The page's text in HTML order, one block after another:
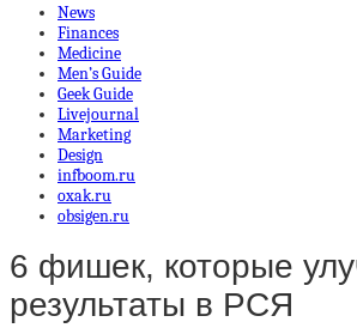
News
Finances
Medicine
Men’s Guide
Geek Guide
Livejournal
Marketing
Design
infboom.ru
oxak.ru
obsigen.ru
6 фишек, которые
результаты в РСЯ